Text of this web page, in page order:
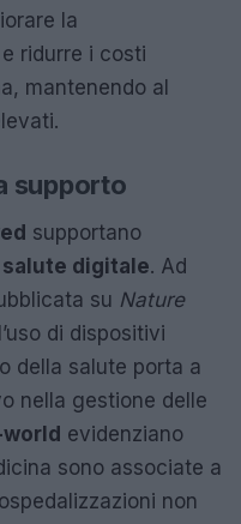
la
e ridurre i costi
mantenendo al
supporto
supportano
salute digitale. Ad
su Nature
di dispositivi
della salute porta a
nella gestione delle
evidenziano
sono associate a
non